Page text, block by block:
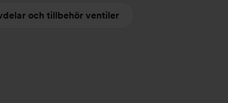
och tillbehör ventiler